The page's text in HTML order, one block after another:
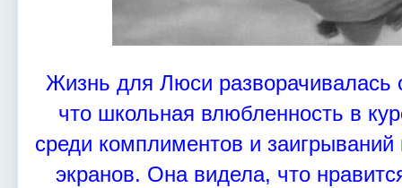
Жизнь для Люси разворачивалась
что школьная влюбленность в
среди комплиментов и
экранов. Она видела, что